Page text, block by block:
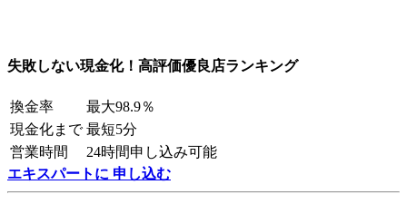
失敗しない現金化！高評価優良店ランキング
換金率
最大98.9％
現金化まで 最短5分
営業時間
24時間申し込み可能
エキスパートに 申し込む